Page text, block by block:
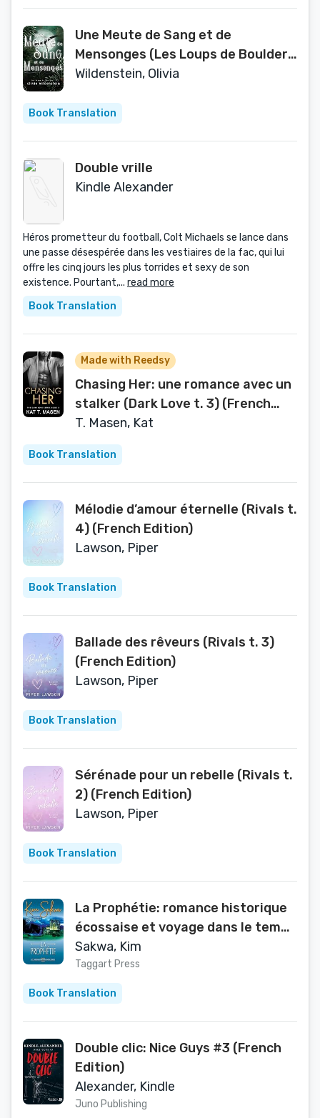
Une Meute de Sang et de
Mensonges (Les Loups de Boulder
t. 1) (French Edition)
Wildenstein, Olivia
Book Translation
Double vrille
Kindle Alexander
Héros prometteur du football, Colt Michaels se lance dans
une passe désespérée dans les vestiaires de la fac, qui lui
offre les cinq jours les plus torrides et sexy de son
existence. Pourtant,... read more
Book Translation
Made with Reedsy
Chasing Her: une romance avec un
stalker (Dark Love t. 3) (French
Edition)
T. Masen, Kat
Book Translation
Mélodie d’amour éternelle (Rivals t.
4) (French Edition)
Lawson, Piper
Book Translation
Ballade des rêveurs (Rivals t. 3)
(French Edition)
Lawson, Piper
Book Translation
Sérénade pour un rebelle (Rivals t.
2) (French Edition)
Lawson, Piper
Book Translation
La Prophétie: romance historique
écossaise et voyage dans le temps
(Les Lairds des Highlands t. 1)
(French Edition)
Sakwa, Kim
Taggart Press
Book Translation
Double clic: Nice Guys #3 (French
Edition)
Alexander, Kindle
Juno Publishing